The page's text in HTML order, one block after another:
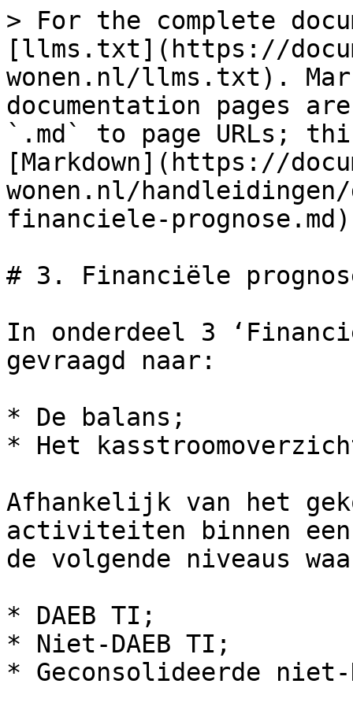
> For the complete
[llms.txt](https://
wonen.nl/llms.txt).
documentation pages
`.md` to page URLs;
[Markdown](https://
wonen.nl/
financiele-
# 3. Financiële
In onderdeel 3
gevraagd naar:
* De balans;
* Het
Afhankelijk van het
activiteiten binnen
de volgende niveaus
* DAEB TI;
* Niet-DAEB TI;
* Geconsolideerde niet-